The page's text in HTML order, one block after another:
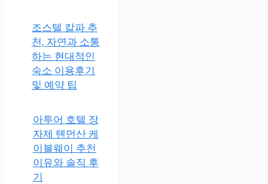
조스텔 칼파 추
천, 자연과 소통
하는 현대적인
숙소 이용후기
및 예약 팁
아투어 호텔 장
자제 톈먼산 케
이블웨이 추천
이유와 솔직 후
기